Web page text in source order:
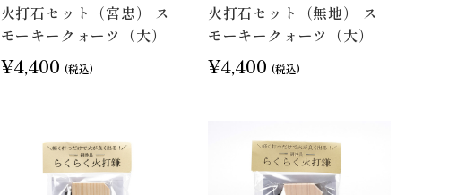
火打石セット（宮忠） ス
モーキークォーツ（大）
¥4,400 (税込)
火打石セット（無地） ス
モーキークォーツ（大）
¥4,400 (税込)